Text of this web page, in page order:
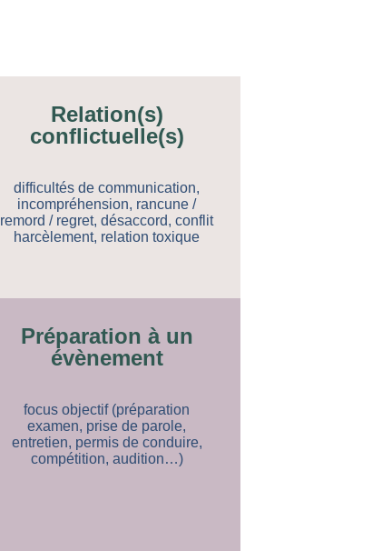
Relation(s)
conflictuelle(s)
difficultés de communication,
incompréhension, rancune /
remord / regret, désaccord, conflit
harcèlement, relation toxique
Préparation à un
évènement
focus objectif (préparation
examen, prise de parole,
entretien, permis de conduire,
compétition, audition…)